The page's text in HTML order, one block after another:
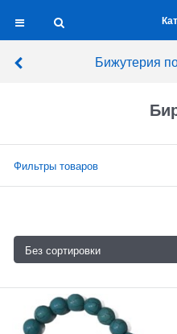
Бижутерия
Фильтры товаров